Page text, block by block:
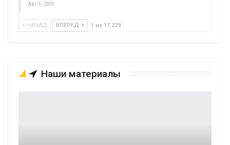
Авг 5, 2026
НАЗАД ВПЕРЕД 1 из 17 229
Наши материалы